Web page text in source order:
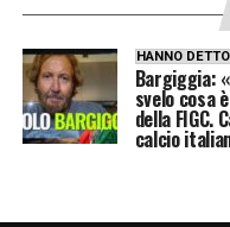
HANNO DETTO
Bargiggia:
svelo cosa
della FIGC.
calcio